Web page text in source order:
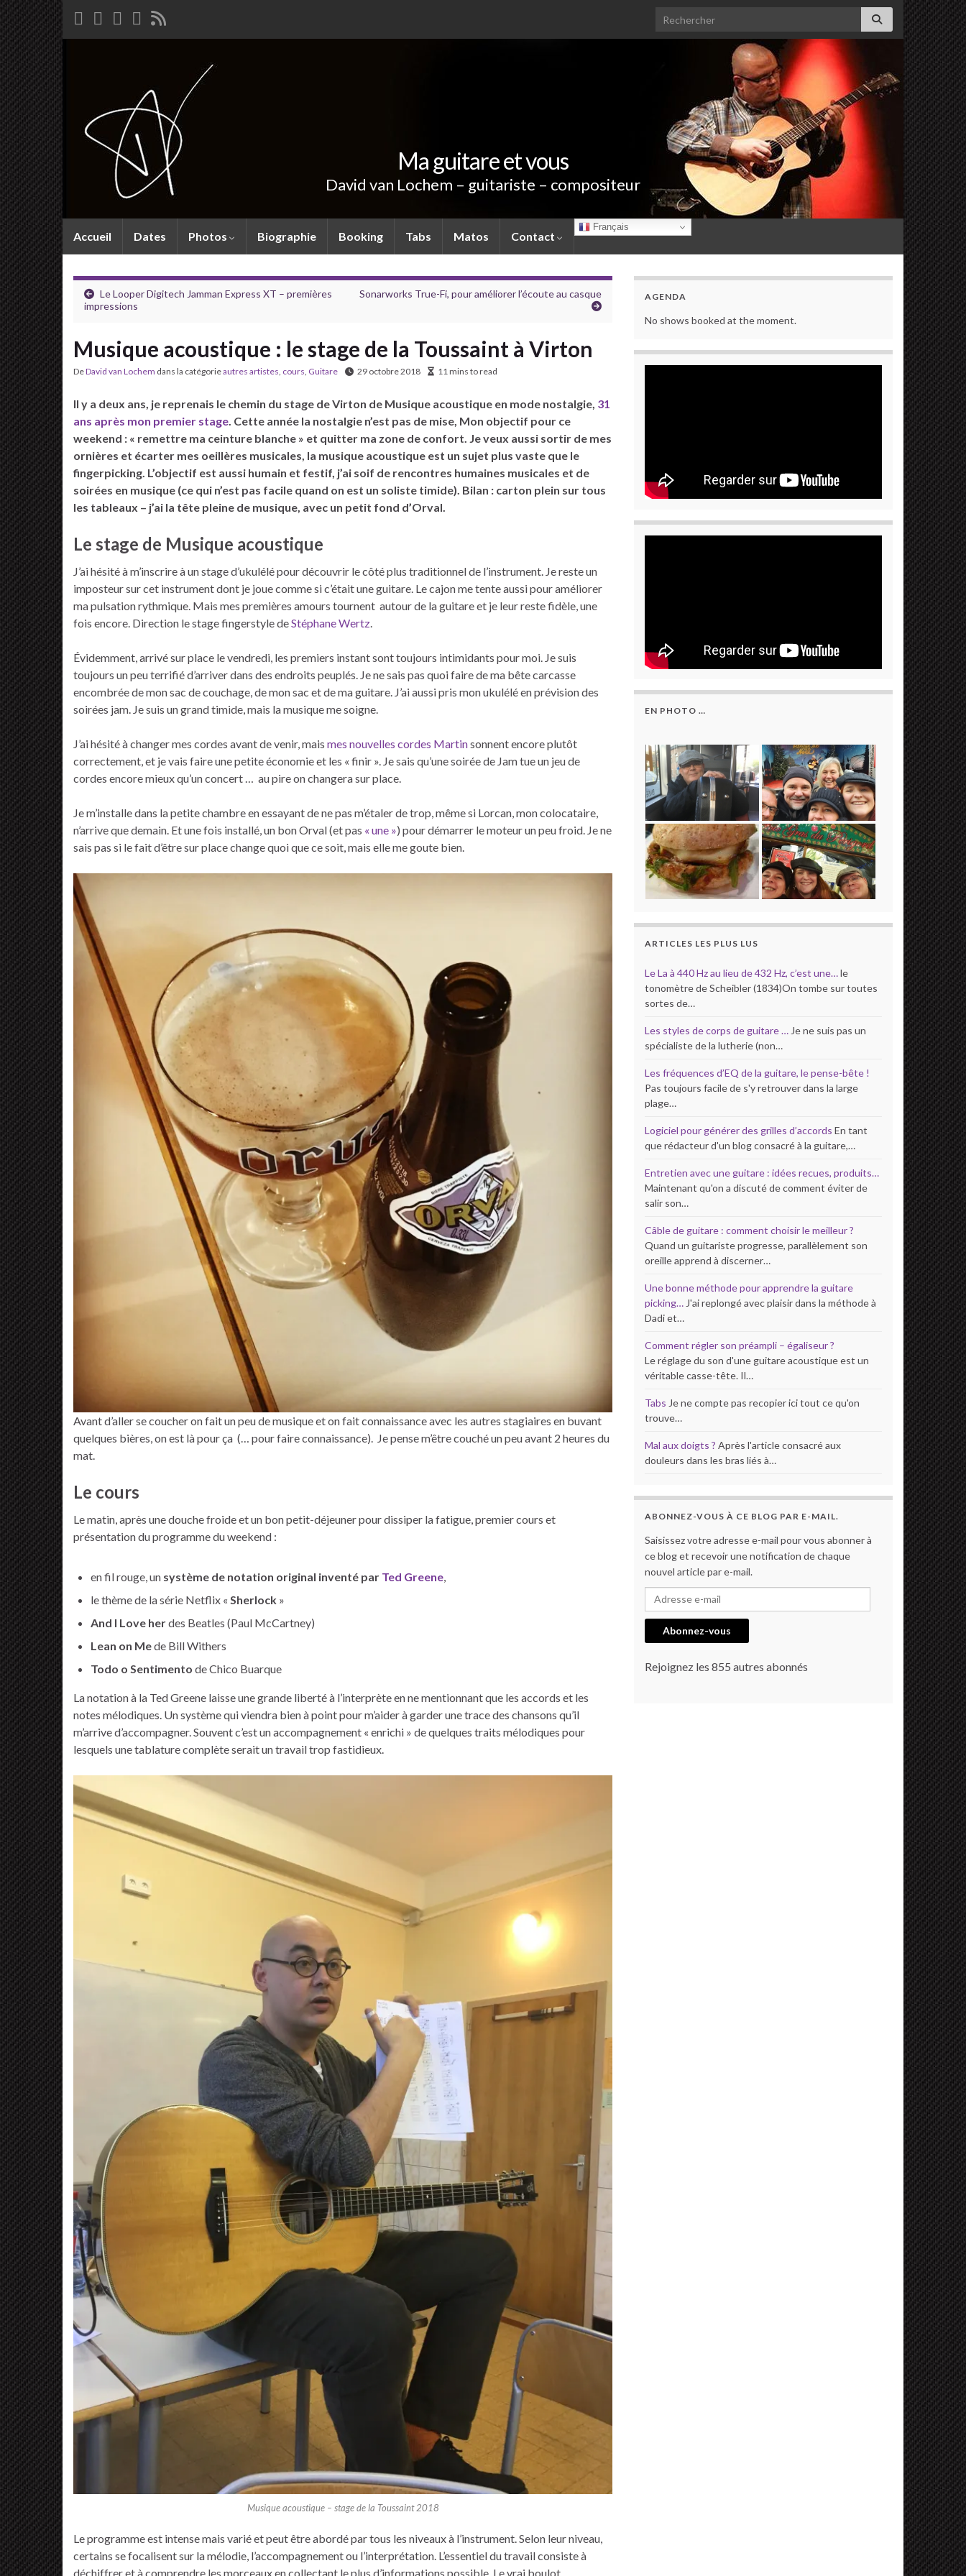
Search for:
Ma guitare et vous
David van Lochem – guitariste – compositeur
Accueil Dates Photos Biographie Booking Tabs Matos Contact
Français
Le Looper Digitech Jamman Express XT – premières
impressions
Sonarworks True-Fi, pour améliorer l’écoute au casque
Musique acoustique : le stage de la Toussaint à Virton
DeDavid van Lochem dans la catégorieautres artistes, cours, Guitare 29 octobre 2018 11 mins to read
Il y a deux ans, je reprenais le chemin du stage de Virton de Musique acoustique en mode nostalgie, 31
ans après mon premier stage. Cette année la nostalgie n’est pas de mise, Mon objectif pour ce
weekend : « remettre ma ceinture blanche » et quitter ma zone de confort. Je veux aussi sortir de mes
ornières et écarter mes oeillères musicales, la musique acoustique est un sujet plus vaste que le
fingerpicking. L’objectif est aussi humain et festif, j’ai soif de rencontres humaines musicales et de
soirées en musique (ce qui n’est pas facile quand on est un soliste timide). Bilan : carton plein sur tous
les tableaux – j’ai la tête pleine de musique, avec un petit fond d’Orval.
Le stage de Musique acoustique
J’ai hésité à m’inscrire à un stage d’ukulélé pour découvrir le côté plus traditionnel de l’instrument. Je reste un
imposteur sur cet instrument dont je joue comme si c’était une guitare. Le cajon me tente aussi pour améliorer
ma pulsation rythmique. Mais mes premières amours tournent autour de la guitare et je leur reste fidèle, une
fois encore. Direction le stage fingerstyle deStéphane Wertz.
Évidemment, arrivé sur place le vendredi, les premiers instant sont toujours intimidants pour moi. Je suis
toujours un peu terrifié d’arriver dans des endroits peuplés. Je ne sais pas quoi faire de ma bête carcasse
encombrée de mon sac de couchage, de mon sac et de ma guitare. J’ai aussi pris mon ukulélé en prévision des
soirées jam. Je suis un grand timide, mais la musique me soigne.
J’ai hésité à changer mes cordes avant de venir, mais mes nouvelles cordes Martinsonnent encore plutôt
correctement, et je vais faire une petite économie et les « finir ». Je sais qu’une soirée de Jam tue un jeu de
cordes encore mieux qu’un concert … au pire on changera sur place.
Je m’installe dans la petite chambre en essayant de ne pas m’étaler de trop, même si Lorcan, mon colocataire,
n’arrive que demain. Et une fois installé, un bon Orval (et pas « une ») pour démarrer le moteur un peu froid. Je ne
sais pas si le fait d’être sur place change quoi que ce soit, mais elle me goute bien.
Avant d’aller se coucher on fait un peu de musique et on fait connaissance avec les autres stagiaires en buvant
quelques bières, on est là pour ça (… pour faire connaissance). Je pense m’être couché un peu avant 2 heures du
mat.
Le cours
Le matin, après une douche froide et un bon petit-déjeuner pour dissiper la fatigue, premier cours et
présentation du programme du weekend :
en fil rouge, un système de notation original inventé par Ted Greene,
le thème de la série Netflix « Sherlock »
And I Love herdes Beatles (Paul McCartney)
Lean on Mede Bill Withers
Todo o Sentimento de Chico Buarque
La notation à la Ted Greene laisse une grande liberté à l’interprète en ne mentionnant que les accords et les
notes mélodiques. Un système qui viendra bien à point pour m’aider à garder une trace des chansons qu’il
m’arrive d’accompagner. Souvent c’est un accompagnement « enrichi » de quelques traits mélodiques pour
lesquels une tablature complète serait un travail trop fastidieux.
Musique acoustique – stage de la Toussaint 2018
Le programme est intense mais varié et peut être abordé par tous les niveaux à l’instrument. Selon leur niveau,
certains se focalisent sur la mélodie, l’accompagnement ou l’interprétation. L’essentiel du travail consiste à
déchiffrer et à comprendre les morceaux en collectant le plus d’informations possible. Le vrai boulot
AGENDA
No shows booked at the moment.
EN PHOTO …
ARTICLES LES PLUS LUS
Le La à 440 Hz au lieu de 432 Hz, c’est une…le
tonomètre de Scheibler (1834)On tombe sur toutes
sortes de…
Les styles de corps de guitare … Je ne suis pas un
spécialiste de la lutherie (non…
Les fréquences d’EQ de la guitare, le pense-bête !
Pas toujours facile de s'y retrouver dans la large
plage…
Logiciel pour générer des grilles d’accords En tant
que rédacteur d'un blog consacré à la guitare,…
Entretien avec une guitare : idées recues, produits…
Maintenant qu'on a discuté de comment éviter de
salir son…
Câble de guitare : comment choisir le meilleur ?
Quand un guitariste progresse, parallèlement son
oreille apprend à discerner…
Une bonne méthode pour apprendre la guitare
picking… J'ai replongé avec plaisir dans la méthode à
Dadi et…
Comment régler son préampli – égaliseur ?
Le réglage du son d'une guitare acoustique est un
véritable casse-tête. Il…
Tabs Je ne compte pas recopier ici tout ce qu'on
trouve…
Mal aux doigts ? Après l'article consacré aux
douleurs dans les bras liés à…
ABONNEZ-VOUS À CE BLOG PAR E-MAIL.
Saisissez votre adresse e-mail pour vous abonner à
ce blog et recevoir une notification de chaque
nouvel article par e-mail.
Adresse e-mail
Abonnez-vous
Rejoignez les 855 autres abonnés